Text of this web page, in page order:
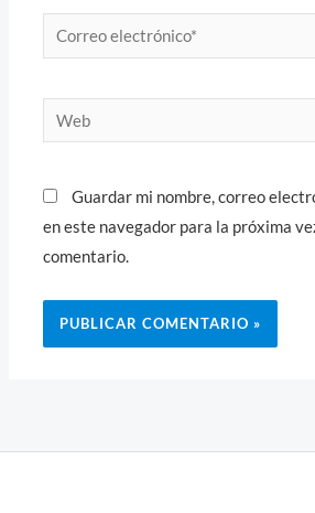
Correo
electrónico*
Web
Guardar mi nombre, correo
en este navegador para la próxima
comentario.